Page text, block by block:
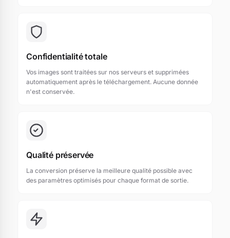
Confidentialité totale
Vos images sont traitées sur nos serveurs et supprimées
automatiquement après le téléchargement. Aucune donnée
n'est conservée.
Qualité préservée
La conversion préserve la meilleure qualité possible avec
des paramètres optimisés pour chaque format de sortie.